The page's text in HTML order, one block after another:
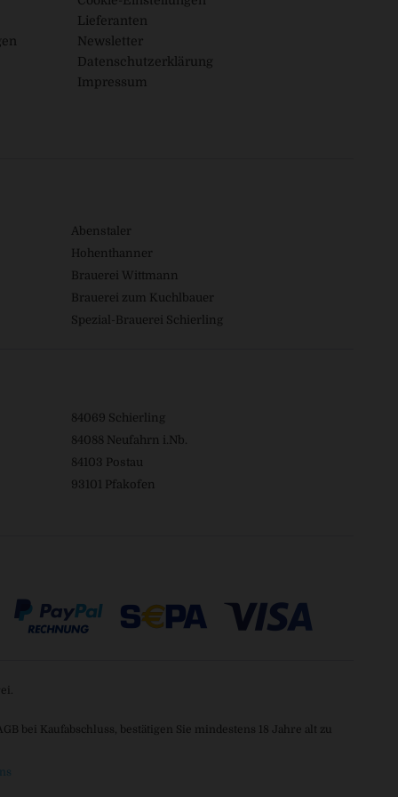
Lieferanten
Newsletter
Datenschutzerklärung
Impressum
Abenstaler
Hohenthanner
Brauerei Wittmann
Brauerei zum Kuchlbauer
Spezial-Brauerei Schierling
84069 Schierling
84088 Neufahrn i.Nb.
84103 Postau
93101 Pfakofen
bei Kaufabschluss, bestätigen Sie mindestens 18 Jahre alt zu